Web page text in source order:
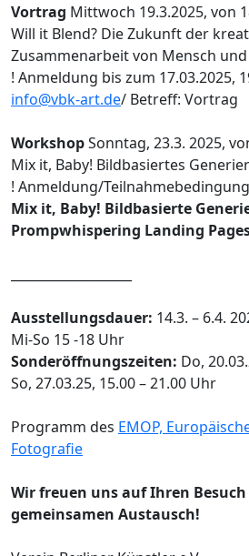
Vortrag Mittwoch 19.3.2025, von
Will it Blend? Die Zukunft der
Zusammenarbeit von Mensch
! Anmeldung bis zum 17.03.2025,
info@vbk-art.de/ Betreff: Vortrag
WorkshopSonntag, 23.3. 2025,
Mix it, Baby! Bildbasiertes
! Anmeldung/
Mix it, Baby! Bildbasierte
Prompwhispering Landing
Ausstellungsdauer: 14.3. – 6.4.
Mi-So 15 -18 Uhr
Sonderöffnungszeiten: Do,
So, 27.03.25, 15.00 – 21.00 Uhr
Programm des EMOP,
Fotografie
Wir freuen uns auf Ihren
gemeinsamen Austausch!